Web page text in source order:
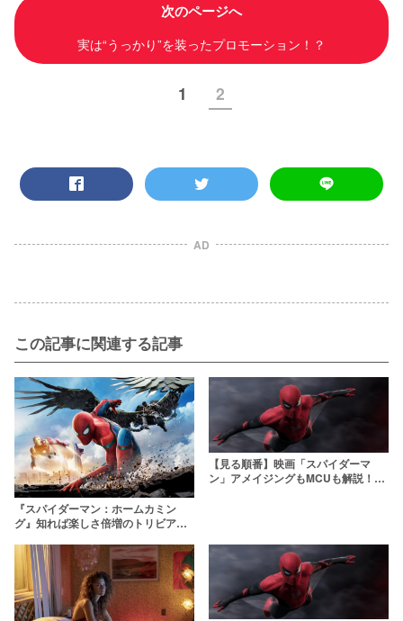
次のページへ
実は“うっかり”を装ったプロモーション！？
1 2
AD
この記事に関連する記事
『スパイダーマン：ホームカミン
グ』知れば楽しさ倍増のトリビア集
連性も紹介
【見る順番】映画「スパイダーマ
ン」アメイジングもMCUも解説！ア